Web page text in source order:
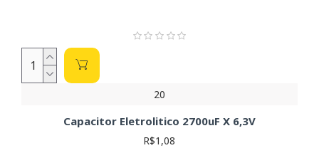
20
Capacitor Eletrolitico 2700uF X 6,3V
R$1,08